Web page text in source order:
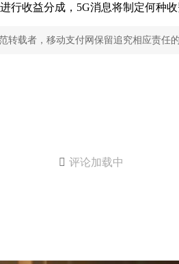
收益分成，5G消息将制定何种
载者，移动支付网保留追究相应责任的
 评论加载中